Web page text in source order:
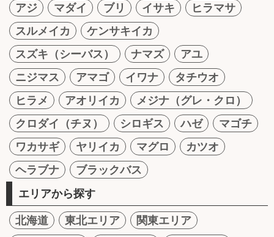
アジ マダイ ブリ イサキ
ヒラマサ
スルメイカ
ケンサキイカ
スズキ（シーバス）
ナマズ
アユ
ニジマス
アマゴ イワナ
タチウオ
ヒラメ
アオリイカ
メジナ（グレ・クロ）
クロダイ（チヌ）
シロギス ハゼ
マゴチ
ワカサギ
ヤリイカ マグロ
カツオ
ヘラブナ
ブラックバス
エリアから探す
北海道 東北エリア
関東エリア